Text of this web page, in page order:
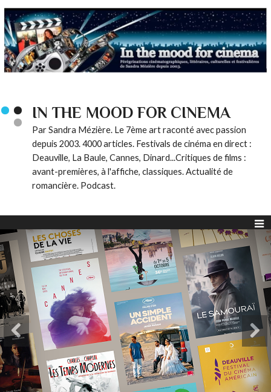
IN THE MOOD FOR CINEMA
Par Sandra Mézière. Le 7ème art raconté avec passion
depuis 2003. 4000 articles. Festivals de cinéma en direct :
Deauville, La Baule, Cannes, Dinard...Critiques de films :
avant-premières, à l'affiche, classiques. Actualité de
romancière. Podcast.